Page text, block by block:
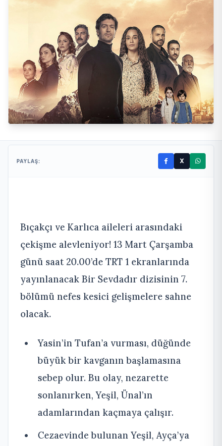
PAYLAŞ: X
Bıçakçı ve Karlıca aileleri arasındaki
çekişme alevleniyor! 13 Mart Çarşamba
günü saat 20.00’de TRT 1 ekranlarında
yayınlanacak Bir Sevdadır dizisinin 7.
bölümü nefes kesici gelişmelere sahne
olacak.
Yasin’in Tufan’a vurması, düğünde
büyük bir kavganın başlamasına
sebep olur. Bu olay, nezarette
sonlanırken, Yeşil, Ünal’ın
adamlarından kaçmaya çalışır.
Cezaevinde bulunan Yeşil, Ayça’ya